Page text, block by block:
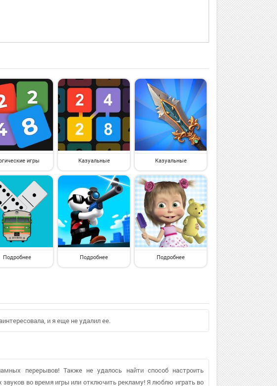
игры Казуальные Казуальные
Подробнее Подробнее Подробнее
и я еще не удалил ее.
перерывов! Также не удалось найти способ настроить
во время игры или отключить рекламу! Я люблю играть во